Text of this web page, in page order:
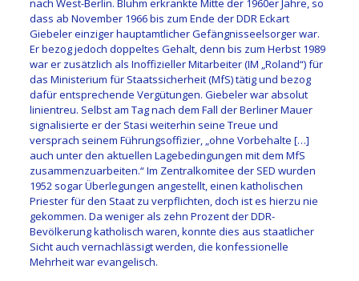
nach West-Berlin. Bluhm erkrankte Mitte der 1960er Jahre, so
dass ab November 1966 bis zum Ende der DDR Eckart
Giebeler einziger hauptamtlicher Gefängnisseelsorger war.
Er bezog jedoch doppeltes Gehalt, denn bis zum Herbst 1989
war er zusätzlich als Inoffizieller Mitarbeiter (IM „Roland“) für
das Ministerium für Staatssicherheit (MfS) tätig und bezog
dafür entsprechende Vergütungen. Giebeler war absolut
linientreu. Selbst am Tag nach dem Fall der Berliner Mauer
signalisierte er der Stasi weiterhin seine Treue und
versprach seinem Führungsoffizier, „ohne Vorbehalte […]
auch unter den aktuellen Lagebedingungen mit dem MfS
zusammenzuarbeiten.“ Im Zentralkomitee der SED wurden
1952 sogar Überlegungen angestellt, einen katholischen
Priester für den Staat zu verpflichten, doch ist es hierzu nie
gekommen. Da weniger als zehn Prozent der DDR-
Bevölkerung katholisch waren, konnte dies aus staatlicher
Sicht auch vernachlässigt werden, die konfessionelle
Mehrheit war evangelisch.